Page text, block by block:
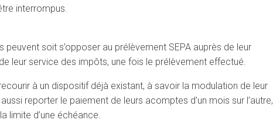
interrompus.
soit s’opposer au prélèvement SEPA auprès de leur
leur service des impôts, une fois le prélèvement effectué.
à un dispositif déjà existant, à savoir la modulation de leur
reporter le paiement de leurs acomptes d’un mois sur l’autre,
limite d’une échéance.